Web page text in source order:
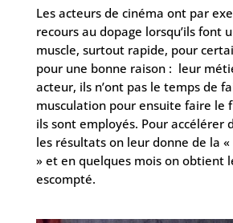
Les acteurs de cinéma ont par
recours au dopage lorsqu’ils font
muscle, surtout rapide, pour
pour une bonne raison : leur
acteur, ils n’ont pas le temps de
musculation pour ensuite faire le
ils sont employés. Pour accélérer
les résultats on leur donne de la
» et en quelques mois on obtient
escompté.